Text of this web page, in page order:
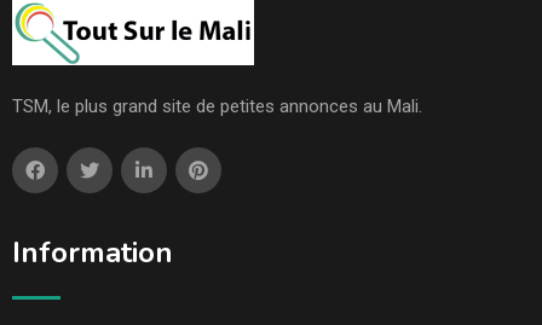
TSM, le plus grand site de petites annonces au Mali.
Information